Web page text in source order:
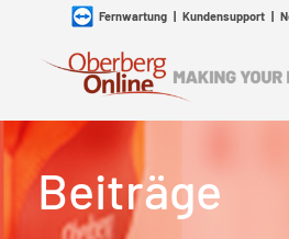
Fernwartung| Kundensupport|
Beiträge